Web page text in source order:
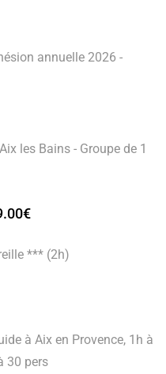
annuelle 2026 -
les Bains - Groupe de 1
€
*** (2h)
à Aix en Provence, 1h à
30 pers